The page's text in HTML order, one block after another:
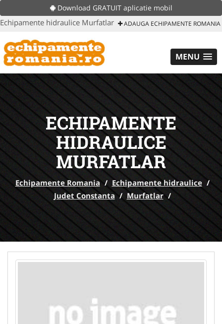
Download GRATUIT aplicatie mobil
Echipamente hidraulice Murfatlar ADAUGA ECHIPAMENTE ROMANIA
MENU
ECHIPAMENTE
HIDRAULICE
MURFATLAR
Echipamente Romania / Echipamente hidraulice /
Judet Constanta / Murfatlar /